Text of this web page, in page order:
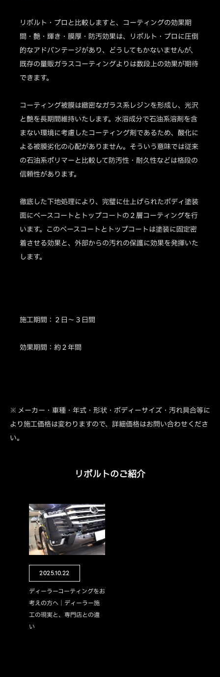
リボルト・プロと比較しますと、コーティングの効果期
間・艶・輝き・膜厚・防汚効果は、リボルト・プロに圧倒
的なアドバンテージがあり、どうしてもかないませんが、
既存の量販ガラスコーティングよりは数段上の効果が期待
できます。
コーティング被膜は緻密なガラス系レジンを形成し、光沢
と艶を長期間維持いたします。水溶成分で石油系溶剤を含
まない環境に考慮したコーティング剤であるため、酸化に
よる被膜劣化の心配がありません。そういう意味では従来
の石油系ポリマーと比較して防汚性・耐久性などは格段の
信頼性があります。
徹底した下地処理により、完璧に仕上げられたボディ塗装
面にベースコートとトップコートの２層コーティングを行
います。このベースコートとトップコートは塗装に固定密
着させる効果と、外部からの汚れの保護に効果を発揮いた
します。
施工期間：２日～３日間
効果期間：約２年間
※ メーカー・車種・年式・形状・ボディーサイズ・汚れ具合等に
より施工価格は変わりますので、詳細価格はお問い合わせくださ
い。
リボルトのご紹介
2025.10.22
ディーラーコーティングをお
考えの方へ｜ディーラー施
工の現実と、専門店との違
い